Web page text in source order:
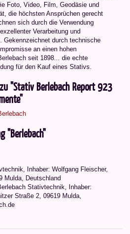
Foto, Video, Film, Geodäsie und
die höchsten Ansprüchen gerecht
sich durch die Verwendung
Verarbeitung und
Gekennzeichnet durch technische
an einen hohen
seit 1898... die echte
für den Kauf eines Stativs.
"Stativ Berlebach Report 923
"Berlebach"
Inhaber: Wolfgang Fleischer,
Mulda, Deutschland
Stativtechnik, Inhaber:
Straße 2, 09619 Mulda,